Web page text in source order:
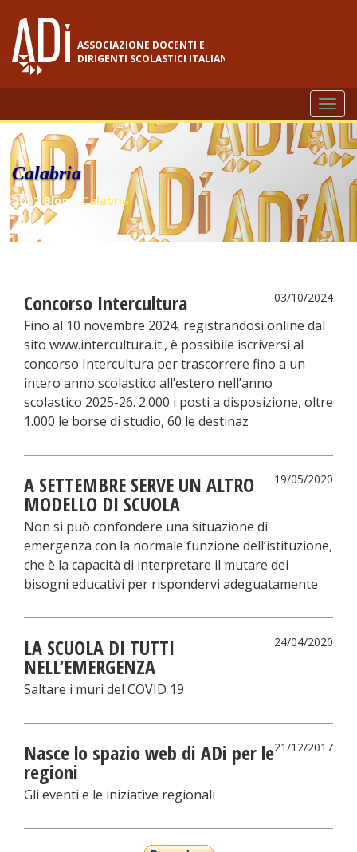
ASSOCIAZIONE DOCENTI E
DIRIGENTI SCOLASTICI ITALIANI
Calabria
ADi>Blog> Calabria
03/10/2024
Concorso Intercultura
Fino al 10 novembre 2024, registrandosi online dal
sito www.intercultura.it., è possibile iscriversi al
concorso Intercultura per trascorrere fino a un
intero anno scolastico all’estero nell’anno
scolastico 2025-26. 2.000 i posti a disposizione, oltre
1.000 le borse di studio, 60 le destinaz
19/05/2020
A SETTEMBRE SERVE UN ALTRO
MODELLO DI SCUOLA
Non si può confondere una situazione di
emergenza con la normale funzione dell’istituzione,
che è la capacità di interpretare il mutare dei
bisogni educativi per rispondervi adeguatamente
24/04/2020
LA SCUOLA DI TUTTI
NELL’EMERGENZA
Saltare i muri del COVID 19
21/12/2017
Nasce lo spazio web di ADi per le
regioni
Gli eventi e le iniziative regionali